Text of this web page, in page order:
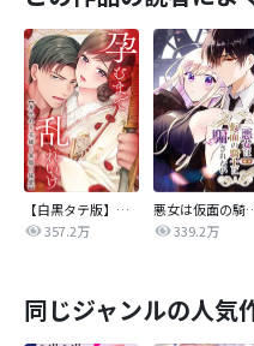
【白黒タテ版】孕むまで乱れいけ～身代わり花嫁と軍服の猛愛
357.2万
悪女は仮面
339.2万
同じジャンルの人気